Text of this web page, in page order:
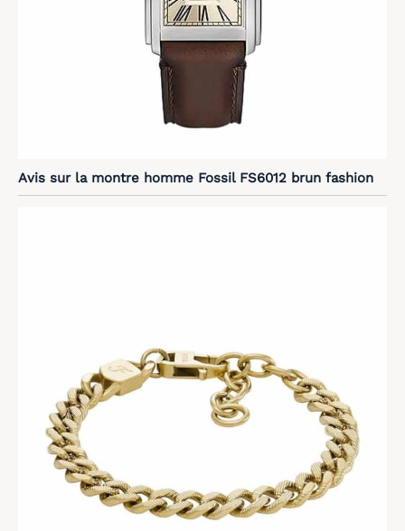
(savon, gel douche). Son
bracelet en TPU premium
garantit un confort
supérieur pour un port
prolongé. Sa robustesse
en fait le partenaire de
aux activités nautiques,
sans jamais vous laisser
modernes. Elle regorge
d'outils pratiques :
assistant vocal,
calculatrice,
chronomètre, météo,
lampe de poche et même
des jeux éducatifs pour
stimuler l'esprit.
Disponible en plusieurs
coloris, c'est l'idée
cadeau parfaite pour
Avis sur la montre homme Fossil FS6012 brun fashion